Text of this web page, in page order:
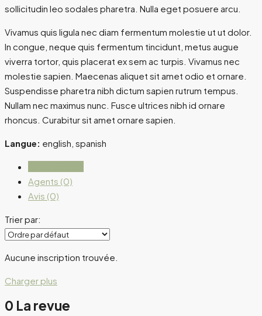
sollicitudin leo sodales pharetra. Nulla eget posuere arcu.
Vivamus quis ligula nec diam fermentum molestie ut ut dolor.
In congue, neque quis fermentum tincidunt, metus augue
viverra tortor, quis placerat ex sem ac turpis. Vivamus nec
molestie sapien. Maecenas aliquet sit amet odio et ornare.
Suspendisse pharetra nibh dictum sapien rutrum tempus.
Nullam nec maximus nunc. Fusce ultrices nibh id ornare
rhoncus. Curabitur sit amet ornare sapien.
Langue: english, spanish
Agents (0)
Avis (0)
Trier par:
Aucune inscription trouvée.
Charger plus
0 La revue